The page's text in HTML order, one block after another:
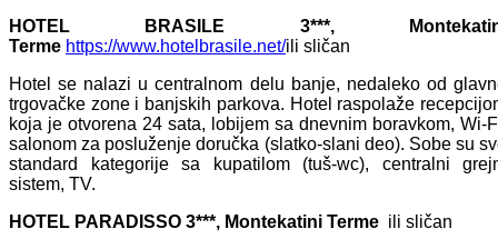
HOTEL BRASILE 3***,
Terme https://www.hotelbrasile.net/ili sličan
Hotel se nalazi u centralnom delu banje, nedaleko od
trgovačke zone i banjskih parkova. Hotel raspolaže
koja je otvorena 24 sata, lobijem sa dnevnim boravkom, Wi-
salonom za posluženje doručka (slatko-slani deo). Sobe su
standard kategorije sa kupatilom (tuš-wc), centralni
sistem, TV.
HOTEL PARADISSO 3***, Montekatini Terme ili sličan